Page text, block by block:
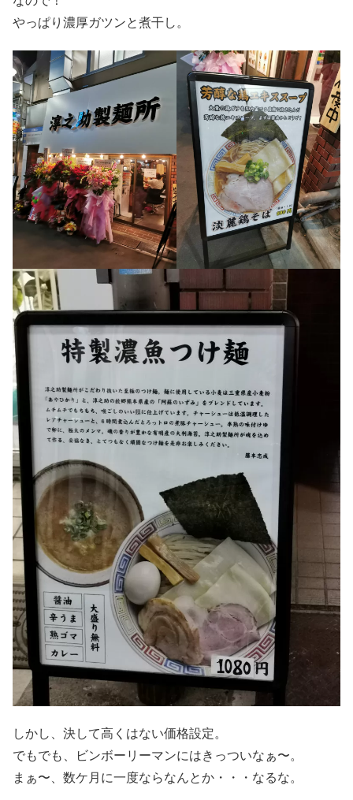
やっぱり濃厚ガツンと煮干し。
しかし、決して高くはない価格設定。
でもでも、ビンボーリーマンにはきっついなぁ〜。
まぁ〜、数ケ月に一度ならなんとか・・・なるな。